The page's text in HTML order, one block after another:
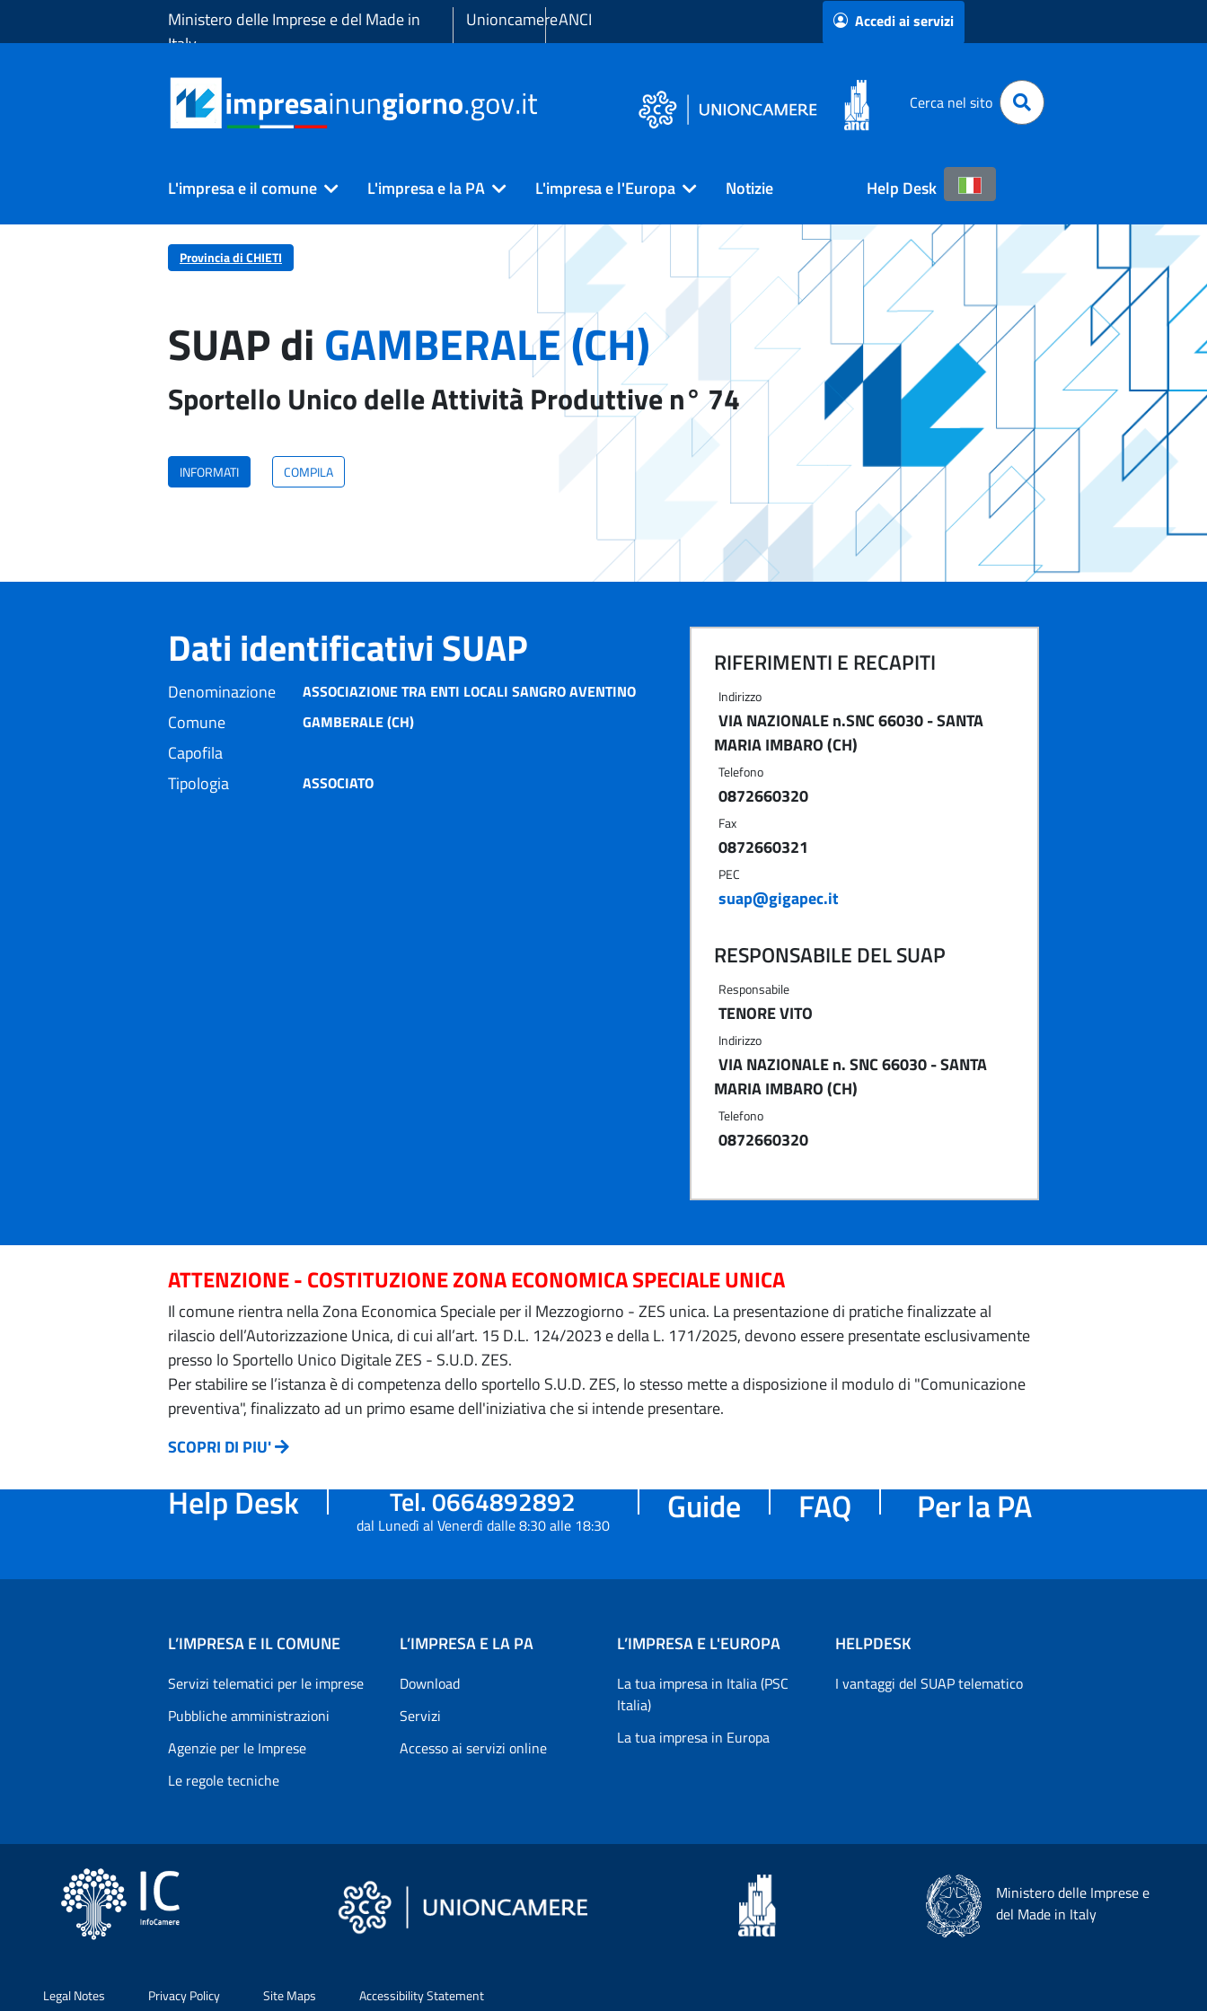
Ministero delle Imprese e del Made in
Italy
UnioncamereANCI Accedi ai servizi
Cerca nel sito
L'impresa e il comune L'impresa e la PA L'impresa e l'Europa Notizie Help Desk
Provincia di CHIETI
SUAP di GAMBERALE (CH)
Sportello Unico delle Attività Produttive n° 74
INFORMATI COMPILA
Dati identificativi SUAP
Denominazione ASSOCIAZIONE TRA ENTI LOCALI SANGRO AVENTINO
Comune GAMBERALE (CH)
Capofila
Tipologia
ASSOCIATO
RIFERIMENTI E RECAPITI
Indirizzo
VIA NAZIONALE n.SNC 66030 - SANTA
MARIA IMBARO (CH)
Telefono
0872660320
Fax
0872660321
PEC
suap@gigapec.it
RESPONSABILE DEL SUAP
Responsabile
TENORE VITO
Indirizzo
VIA NAZIONALE n. SNC 66030 - SANTA
MARIA IMBARO (CH)
Telefono
0872660320
ATTENZIONE - COSTITUZIONE ZONA ECONOMICA SPECIALE UNICA
Il comune rientra nella Zona Economica Speciale per il Mezzogiorno - ZES unica. La presentazione di pratiche finalizzate al
rilascio dell’Autorizzazione Unica, di cui all’art. 15 D.L. 124/2023 e della L. 171/2025, devono essere presentate esclusivamente
presso lo Sportello Unico Digitale ZES - S.U.D. ZES.
Per stabilire se l’istanza è di competenza dello sportello S.U.D. ZES, lo stesso mette a disposizione il modulo di "Comunicazione
preventiva", finalizzato ad un primo esame dell'iniziativa che si intende presentare.
SCOPRI DI PIU'
Help Desk Tel. 0664892892
dal Lunedì al Venerdì dalle 8:30 alle 18:30 Guide FAQ Per la PA
L’IMPRESA E IL COMUNE
Servizi telematici per le imprese
Pubbliche amministrazioni
Agenzie per le Imprese
Le regole tecniche
L’IMPRESA E LA PA
Download
Servizi
Accesso ai servizi online
L’IMPRESA E L'EUROPA
La tua impresa in Italia (PSC
Italia)
La tua impresa in Europa
HELPDESK
I vantaggi del SUAP telematico
Ministero delle Imprese e
del Made in Italy
Legal Notes Privacy Policy Site Maps Accessibility Statement